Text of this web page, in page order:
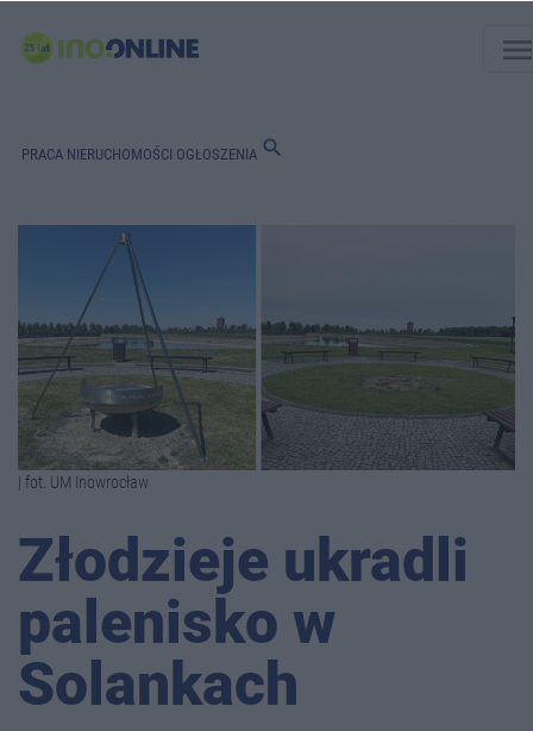
PRACA NIERUCHOMOŚCI OGŁOSZENIA search
| fot. UM Inowrocław
Złodzieje ukradli
palenisko w
Solankach